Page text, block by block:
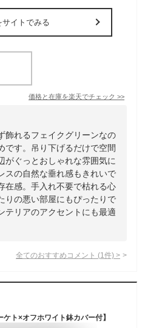
サイトでみる
価格と在庫を楽天でチェック >>
飾れるフェイクグリーンなの
です。吊り下げるだけで空間
がぐっとおしゃれな雰囲気に
スの自然な垂れ感もきれいで
在感。手入れ不要で枯れる心
りの悪い部屋にもぴったりで
テリアのアクセントにも最適
全てのおすすめコメント (1 件) >
ト×オフホワイト鉢カバー付】